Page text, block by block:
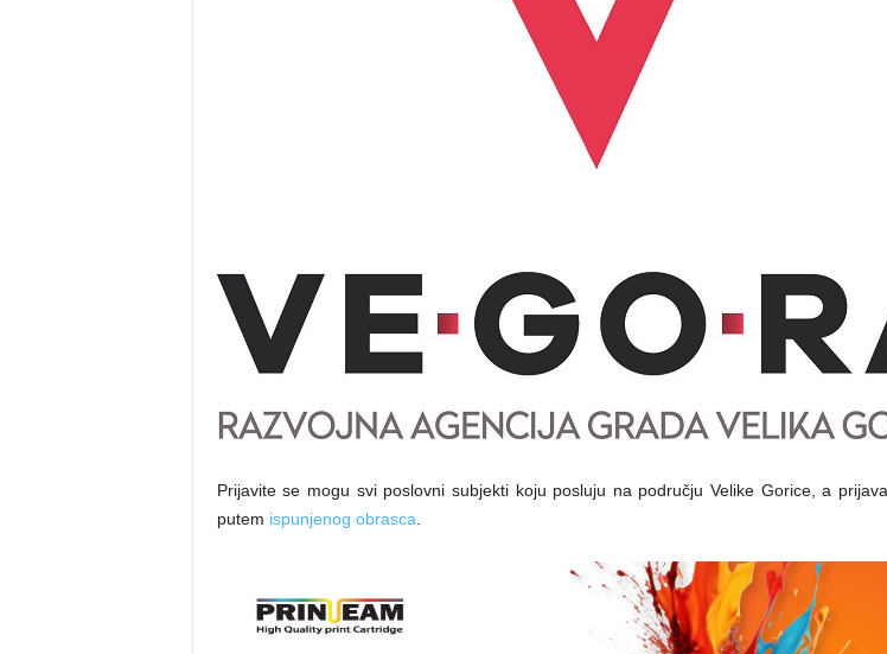
Prijavite se mogu svi poslovni subjekti koju posluju na području Velike Gorice, a
putem ispunjenog obrasca